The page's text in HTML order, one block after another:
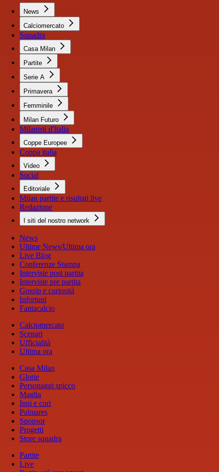
News
Calciomercato
Squadra
Casa Milan
Partite
Serie A
Primavera
Femminile
Milan Futuro
Milanisti d'Italia
Coppe Europee
Coppa italia
Video
Social
Editoriale
Milan partite e risultati live
Redazione
I siti del nostro network
News
Ultime News/Ultima ora
Live Blog
Conferenze Stampa
Interviste post partita
Interviste pre partita
Gossip e curiosità
Infortuni
Fantacalcio
Calciomercato
Scenari
Ufficialità
Ultima ora
Casa Milan
Glorie
Personaggi spicco
Maglia
Inni e cori
Palmares
Sponsor
Progetti
Store squadra
Partite
Live